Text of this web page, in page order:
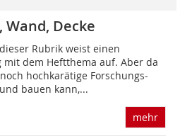
Decke
Rubrik weist einen
mit dem Heftthema auf. Aber da
hochkarätige Forschungs-
bauen kann,...
mehr